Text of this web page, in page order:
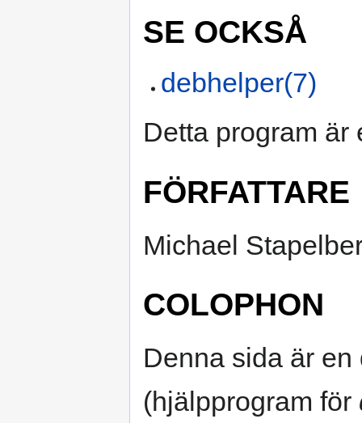
SE OCKSÅ
debhelper(7)
Detta program
FÖRFATTARE
Michael
COLOPHON
Denna sida är
(hjälpprogram för